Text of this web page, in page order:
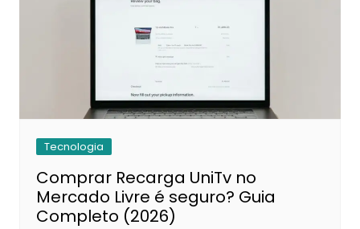
Tecnologia
Comprar Recarga UniTv no
Mercado Livre é seguro? Guia
Completo (2026)